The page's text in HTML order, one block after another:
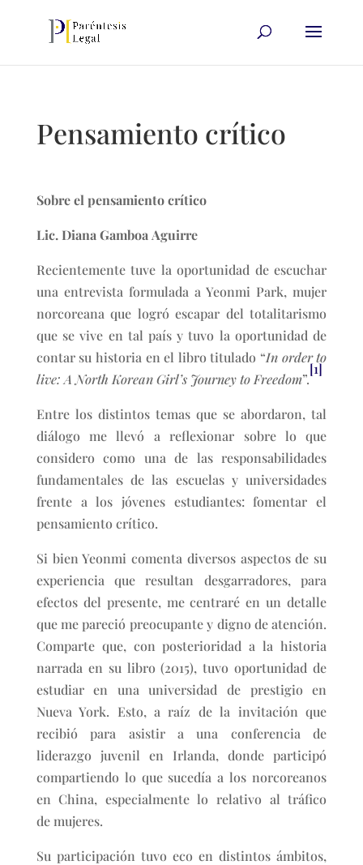
Pensamiento crítico
Sobre el pensamiento crítico
Lic. Diana Gamboa Aguirre
Recientemente tuve la oportunidad de escuchar
una entrevista formulada a Yeonmi Park, mujer
norcoreana que logró escapar del totalitarismo
que se vive en tal país y tuvo la oportunidad de
contar su historia en el libro titulado “In order to
live: A North Korean Girl’s Journey to Freedom”.
[1]
Entre los distintos temas que se abordaron, tal
diálogo me llevó a reflexionar sobre lo que
considero como una de las responsabilidades
fundamentales de las escuelas y universidades
frente a los jóvenes estudiantes: fomentar el
pensamiento crítico.
Si bien Yeonmi comenta diversos aspectos de su
experiencia que resultan desgarradores, para
efectos del presente, me centraré en un detalle
que me pareció preocupante y digno de atención.
Comparte que, con posterioridad a la historia
narrada en su libro (2015), tuvo oportunidad de
estudiar en una universidad de prestigio en
Nueva York. Esto, a raíz de la invitación que
recibió para asistir a una conferencia de
liderazgo juvenil en Irlanda, donde participó
compartiendo lo que sucedía a los norcoreanos
en China, especialmente lo relativo al tráfico
de mujeres.
Su participación tuvo eco en distintos ámbitos,